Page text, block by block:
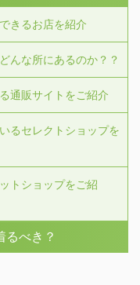
きるお店を紹介
んな所にあるのか？？
通販サイトをご紹介
るセレクトショップを
トショップをご紹
るべき？